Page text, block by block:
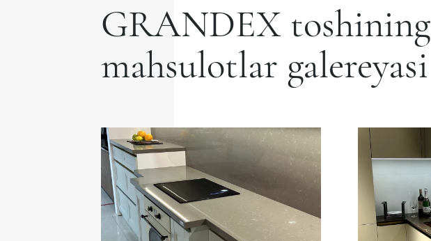
GRANDEX toshining
mahsulotlar galereyasi